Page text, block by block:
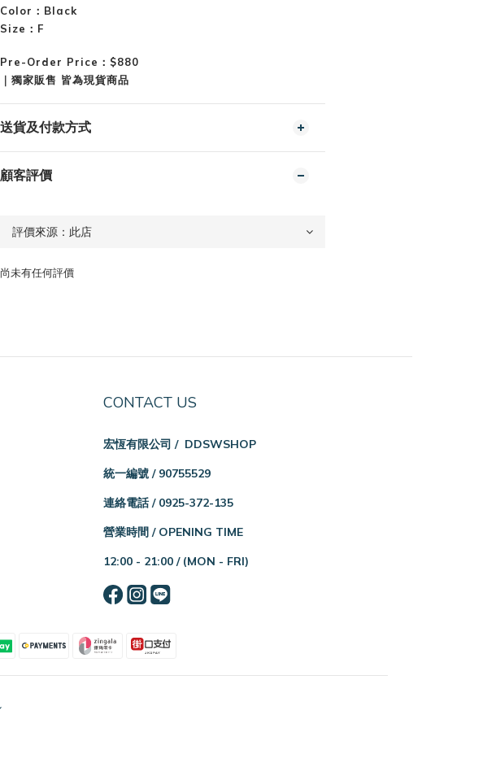
Color：Black
Size：F
Pre-Order Price：$880
｜獨家販售 皆為現貨商品
送貨及付款方式
顧客評價
尚未有任何評價
CONTACT US
宏恆有限公司 / DDSWSHOP
統一編號 / 90755529
連絡電話 / 0925-372-135
營業時間 / OPENING TIME
12:00 - 21:00 / (MON - FRI)